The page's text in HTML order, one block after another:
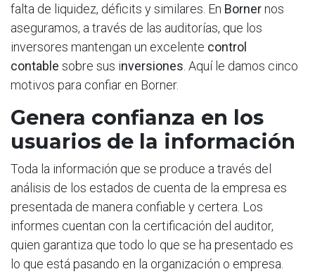
falta de liquidez, déficits y similares. En Bornernos
aseguramos, a través de las auditorías, que los
inversores mantengan un excelente control
contable sobre sus inversiones . Aquí le damos cinco
motivos para confiar en Borner.
Genera confianza en los
usuarios de la información
Toda la información que se produce a través del
análisis de los estados de cuenta de la empresa es
presentada de manera confiable y certera. Los
informes cuentan con la certificación del auditor,
quien garantiza que todo lo que se ha presentado es
lo que está pasando en la organización o empresa.